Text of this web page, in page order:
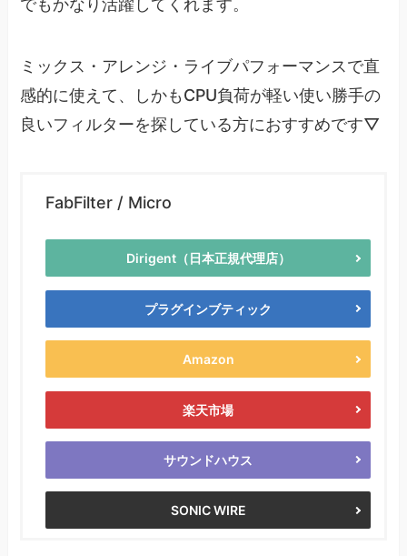
でもかなり活躍してくれます。
ミックス・アレンジ・ライブパフォーマンスで直
感的に使えて、しかもCPU負荷が軽い使い勝手の
良いフィルターを探している方におすすめです▽
FabFilter / Micro
Dirigent（日本正規代理店）
プラグインブティック
Amazon
楽天市場
サウンドハウス
SONIC WIRE